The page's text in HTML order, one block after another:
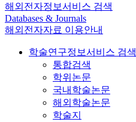
해외전자정보서비스 검색
Databases & Journals
해외전자자료 이용안내
학술연구정보서비스 검색
통합검색
학위논문
국내학술논문
해외학술논문
학술지